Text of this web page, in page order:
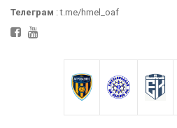
Телеграм : t.me/hmel_oaf